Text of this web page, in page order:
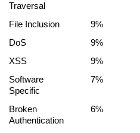
Traversal
File Inclusion
9%
DoS
9%
XSS
9%
Software
Specific
7%
Broken
Authentication
6%